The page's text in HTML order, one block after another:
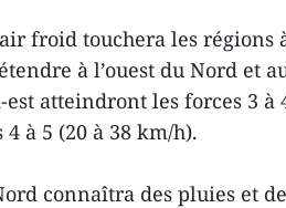
froid touchera les régions
à l’ouest du Nord et
atteindront les forces 3 à
à 5 (20 à 38 km/h).
connaîtra des pluies et